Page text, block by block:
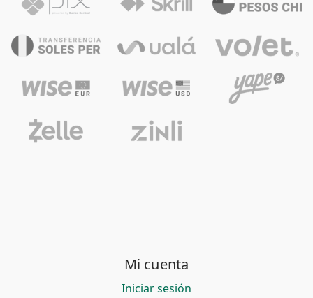
Mi cuenta
Iniciar sesión